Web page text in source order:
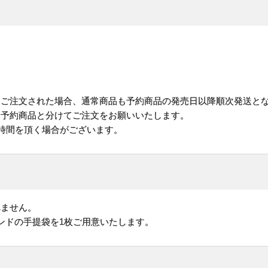
注文された場合、通常商品も予約商品の発売日以降順次発送とな
商品と分けてご注文をお願いいたします。
を頂く場合がございます。
せん。
の手提袋を1枚ご用意いたします。